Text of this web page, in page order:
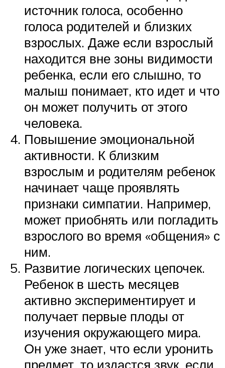
источник голоса, особенно
голоса родителей и близких
взрослых. Даже если взрослый
находится вне зоны видимости
ребенка, если его слышно, то
малыш понимает, кто идет и что
он может получить от этого
человека.
Повышение эмоциональной
активности. К близким
взрослым и родителям ребенок
начинает чаще проявлять
признаки симпатии. Например,
может приобнять или погладить
взрослого во время «общения» с
ним.
Развитие логических цепочек.
Ребенок в шесть месяцев
активно экспериментирует и
получает первые плоды от
изучения окружающего мира.
Он уже знает, что если уронить
предмет, то издастся звук, если